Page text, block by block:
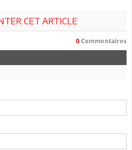
CET ARTICLE
0 Commentaires